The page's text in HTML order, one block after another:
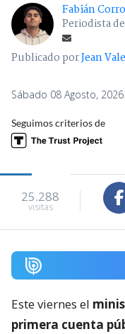
Fabián
Periodista
Publicado porJean
Sábado 08 Agosto,
Seguimos criterios de
25.288
visitas
Este viernes el
primera cuenta